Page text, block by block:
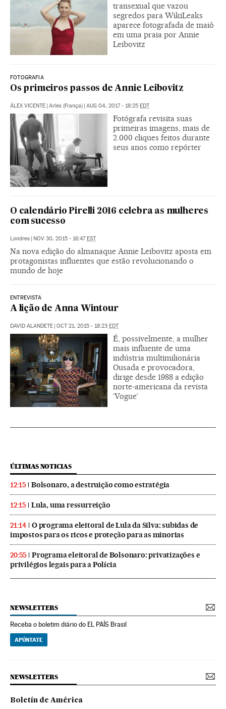
transexual que vazou
segredos para WikiLeaks
aparece fotografada de maiô
em uma praia por Annie
Leibovitz
FOTOGRAFIA
Os primeiros passos de Annie Leibovitz
ÁLEX VICENTE Arlés (França) AUG 04, 2017 - 18:25 EDT
Fotógrafa revisita suas
primeiras imagens, mais de
2.000 cliques feitos durante
seus anos como repórter
O calendário Pirelli 2016 celebra as mulheres
com sucesso
Londres | NOV 30, 2015 - 16:47EST
Na nova edição do almanaque Annie Leibovitz aposta em
protagonistas influentes que estão revolucionando o
mundo de hoje
ENTREVISTA
A lição de Anna Wintour
DAVID ALANDETE | OCT 21, 2015 - 18:23 EDT
É, possivelmente, a mulher
mais influente de uma
indústria multimilionária
Ousada e provocadora,
dirige desde 1988 a edição
norte-americana da revista
‘Vogue’
ÚLTIMAS NOTICIAS
12:15 Bolsonaro, a destruição como estratégia
12:15 Lula, uma ressurreição
21:14
O programa eleitoral de Lula da Silva: subidas de
impostos para os ricos e proteção para as minorias
20:55
Programa eleitoral de Bolsonaro: privatizações e
privilégios legais para a Polícia
NEWSLETTERS
Receba o boletim diário do EL PAÍS Brasil
APÚNTATE
NEWSLETTERS
Boletín de América